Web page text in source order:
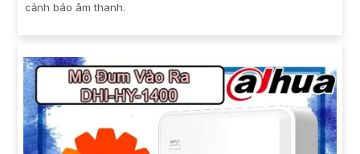
cảnh báo âm thanh.